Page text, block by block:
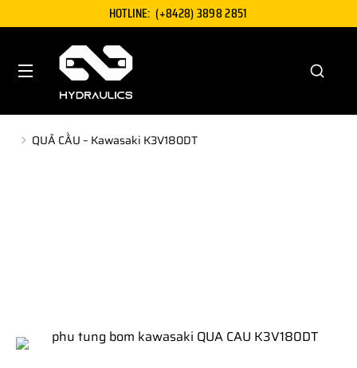
HOTLINE: (+8428) 3898 2851
You are here:
QUẢ CẦU – Kawasaki K3V180DT